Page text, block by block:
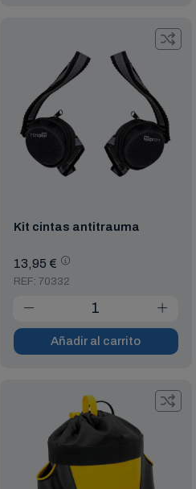
Kit cintas antitrauma
13,95 €
REF: 70332
Añadir al carrito